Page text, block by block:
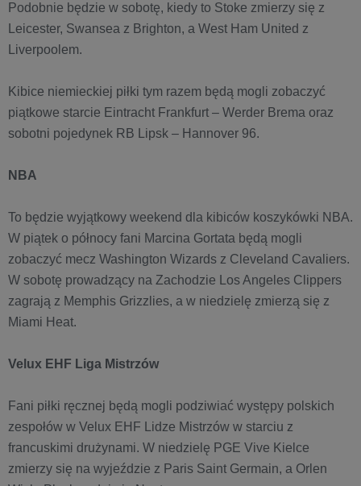
Podobnie będzie w sobotę, kiedy to Stoke zmierzy się z
Leicester, Swansea z Brighton, a West Ham United z
Liverpoolem.
Kibice niemieckiej piłki tym razem będą mogli zobaczyć
piątkowe starcie Eintracht Frankfurt – Werder Brema oraz
sobotni pojedynek RB Lipsk – Hannover 96.
NBA
To będzie wyjątkowy weekend dla kibiców koszykówki NBA.
W piątek o północy fani Marcina Gortata będą mogli
zobaczyć mecz Washington Wizards z Cleveland Cavaliers.
W sobotę prowadzący na Zachodzie Los Angeles Clippers
zagrają z Memphis Grizzlies, a w niedzielę zmierzą się z
Miami Heat.
Velux EHF Liga Mistrzów
Fani piłki ręcznej będą mogli podziwiać występy polskich
zespołów w Velux EHF Lidze Mistrzów w starciu z
francuskimi drużynami. W niedzielę PGE Vive Kielce
zmierzy się na wyjeździe z Paris Saint Germain, a Orlen